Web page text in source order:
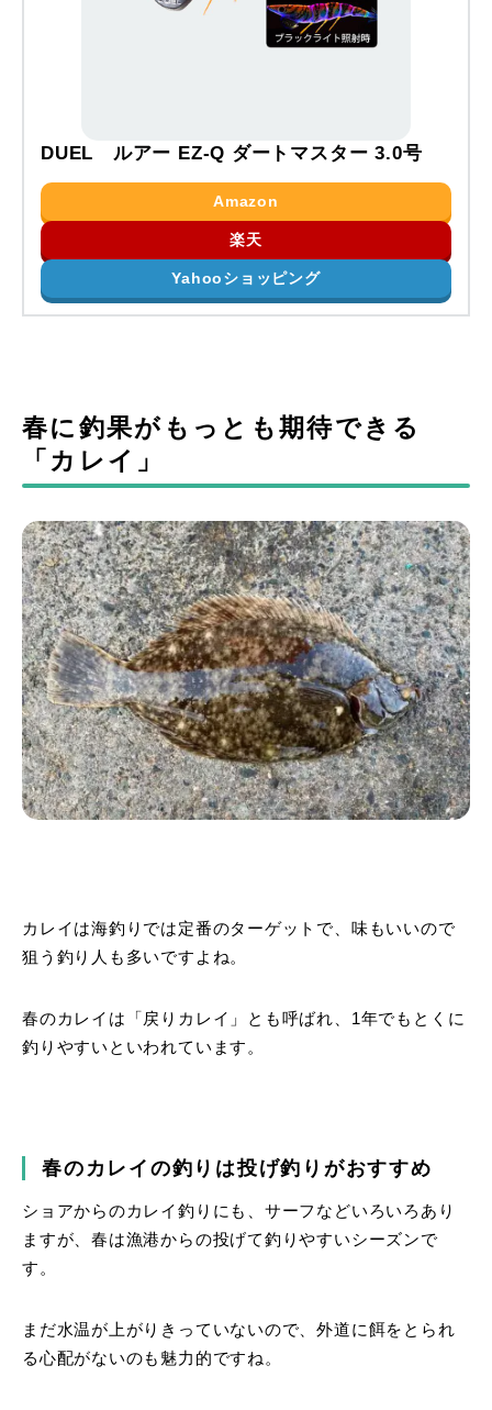
DUEL ルアー EZ-Q ダートマスター 3.0号
Amazon
楽天
Yahooショッピング
春に釣果がもっとも期待できる
「カレイ」
カレイは海釣りでは定番のターゲットで、味もいいので
狙う釣り人も多いですよね。
春のカレイは「戻りカレイ」とも呼ばれ、1年でもとくに
釣りやすいといわれています。
春のカレイの釣りは投げ釣りがおすすめ
ショアからのカレイ釣りにも、サーフなどいろいろあり
ますが、春は漁港からの投げて釣りやすいシーズンで
す。
まだ水温が上がりきっていないので、外道に餌をとられ
る心配がないのも魅力的ですね。